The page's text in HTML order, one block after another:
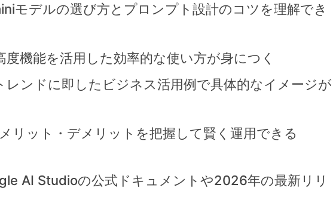
モデルの選び方とプロンプト設計のコツを理解でき
度機能を活用した効率的な使い方が身につく
ンドに即したビジネス活用例で具体的なイメージが
リット・デメリットを把握して賢く運用できる
AI Studioの公式ドキュメントや2026年の最新リリ